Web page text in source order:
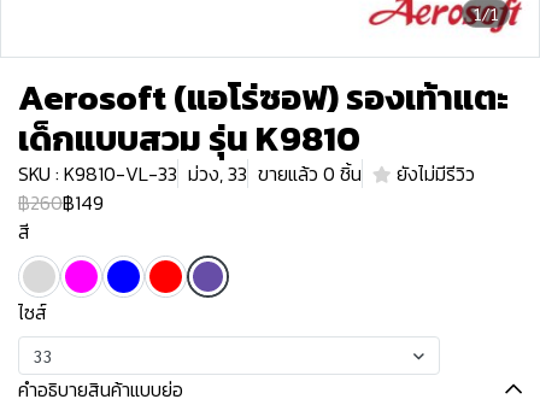
1/1
Aerosoft (แอโร่ซอฟ) รองเท้าแตะ
เด็กแบบสวม รุ่น K9810
SKU : K9810-VL-33 ม่วง, 33 ขายแล้ว 0 ชิ้น
ยังไม่มีรีวิว
฿260฿149
สี
ไซส์
33
คำอธิบายสินค้าแบบย่อ